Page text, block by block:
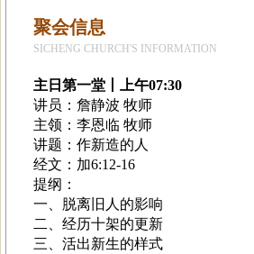
聚会信息
SICHENG CHURCH'S INFORMATION
主日第一堂丨上午07:30
讲员：詹静波 牧师
主领：李恩临 牧师
讲题：作新造的人
经文：加6:12-16
提纲：
一、脱离旧人的影响
二、经历十架的更新
三、活出新生的样式